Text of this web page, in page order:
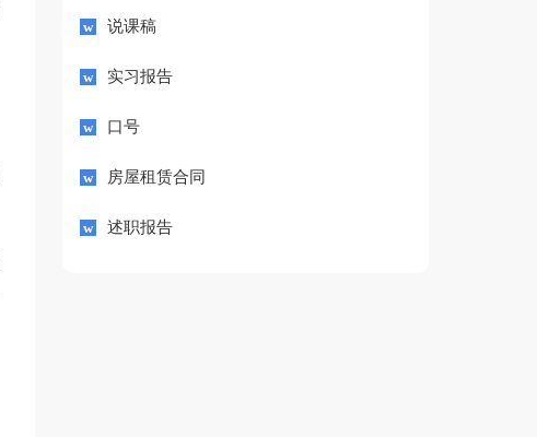
说课稿
实习报告
口号
房屋租赁合同
述职报告